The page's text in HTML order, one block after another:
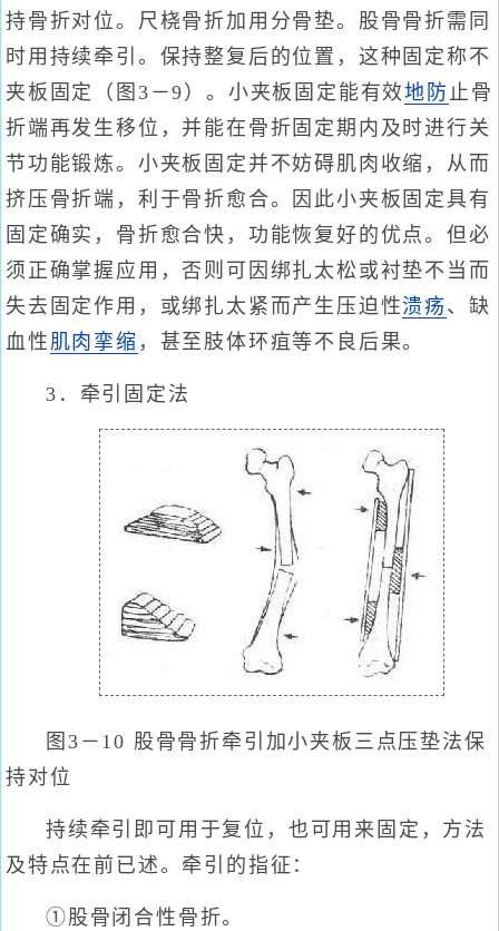
持骨折对位。尺桡骨折加用分骨垫。股骨骨折需同
时用持续牵引。保持整复后的位置，这种固定称不
夹板固定（图3－9）。小夹板固定能有效地防止骨
折端再发生移位，并能在骨折固定期内及时进行关
节功能锻炼。小夹板固定并不妨碍肌肉收缩，从而
挤压骨折端，利于骨折愈合。因此小夹板固定具有
固定确实，骨折愈合快，功能恢复好的优点。但必
须正确掌握应用，否则可因绑扎太松或衬垫不当而
失去固定作用，或绑扎太紧而产生压迫性溃疡、缺
血性 肌肉挛缩 ，甚至肢体环疽等不良后果。
3．牵引固定法
图3－10 股骨骨折牵引加小夹板三点压垫法保
持对位
持续牵引即可用于复位，也可用来固定，方法
及特点在前已述。牵引的指征：
①股骨闭合性骨折。